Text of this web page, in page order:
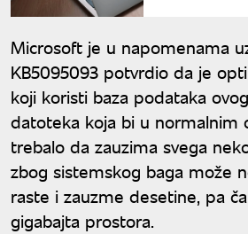
Microsoft je u napomenama
KB5095093 potvrdio da je
koji koristi baza podataka
datoteka koja bi u normalnim
trebalo da zauzima svega
zbog sistemskog baga može
raste i zauzme desetine, pa
gigabajta prostora.